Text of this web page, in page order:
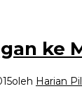
ke
oleh Harian